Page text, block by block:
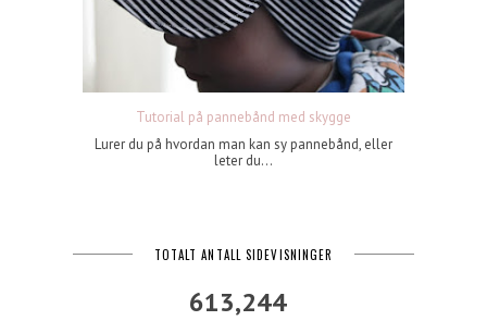
Tutorial på pannebånd med skygge
Lurer du på hvordan man kan sy pannebånd, eller
leter du...
TOTALT ANTALL SIDEVISNINGER
613,244